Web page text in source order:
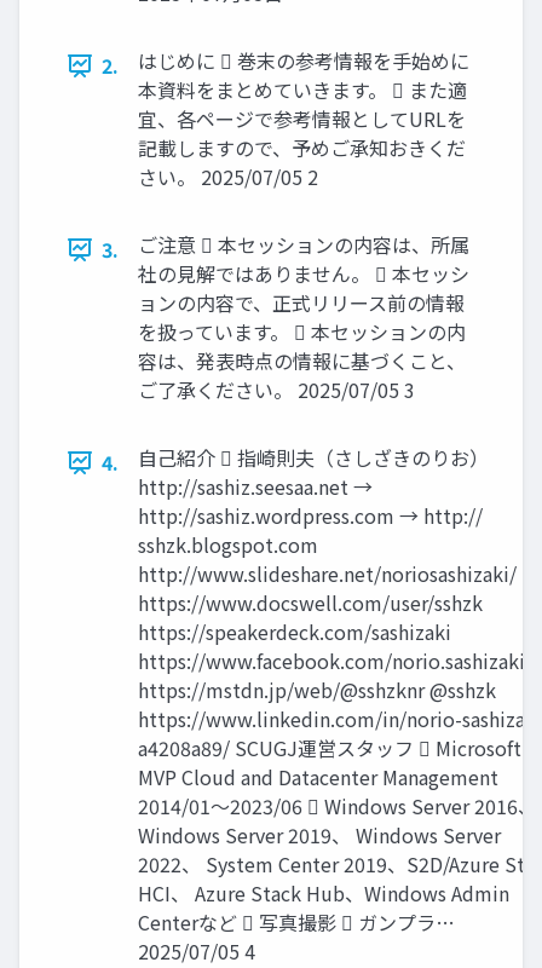
2.
はじめに  巻末の参考情報を手始めに
本資料をまとめていきます。  また適
宜、各ページで参考情報としてURLを
記載しますので、予めご承知おきくだ
さい。 2025/07/05 2
3.
ご注意  本セッションの内容は、所属
社の見解ではありません。  本セッシ
ョンの内容で、正式リリース前の情報
を扱っています。  本セッションの内
容は、発表時点の情報に基づくこと、
ご了承ください。 2025/07/05 3
4.
自己紹介  指崎則夫（さしざきのりお）
http://sashiz.seesaa.net →
http://sashiz.wordpress.com → http://
sshzk.blogspot.com
http://www.slideshare.net/noriosashizaki/
https://www.docswell.com/user/sshzk
https://speakerdeck.com/sashizaki
https://www.facebook.com/norio.sashizaki
https://mstdn.jp/web/@sshzknr @sshzk
https://www.linkedin.com/in/norio-
a4208a89/ SCUGJ運営スタッフ  Microsoft
MVP Cloud and Datacenter Management
2014/01～2023/06  Windows Server 2016、
Windows Server 2019、 Windows Server
2022、 System Center 2019、S2D/Azure
HCI、 Azure Stack Hub、Windows Admin
Centerなど  写真撮影  ガンプラ…
2025/07/05 4